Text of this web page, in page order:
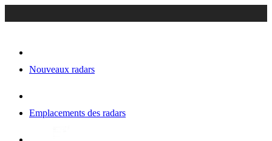
Nouveaux radars
Emplacements des radars